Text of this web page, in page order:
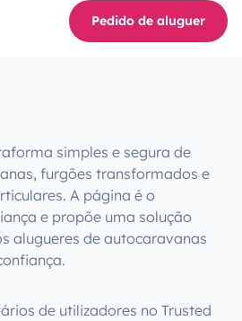
Pedido de aluguer
simples e segura de
furgões transformados e
A página é o
e propõe uma solução
alugueres de autocaravanas
de utilizadores no Trusted